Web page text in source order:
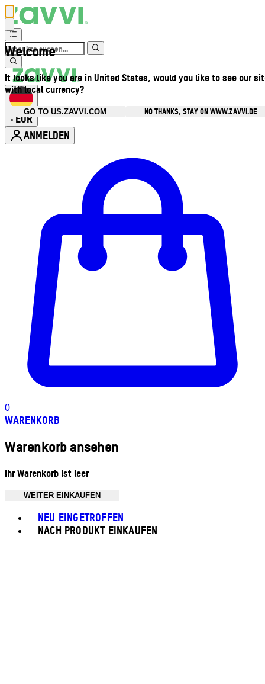
Welcome
It looks like you are in United States, would you like to see our
with local currency?
GO TO US.ZAVVI.COM
NO THANKS, STAY ON WWW.ZAVVI.DE
• EUR
ANMELDEN
0
WARENKORB
Warenkorb ansehen
Ihr Warenkorb ist leer
WEITER EINKAUFEN
NEU EINGETROFFEN
NACH PRODUKT EINKAUFEN